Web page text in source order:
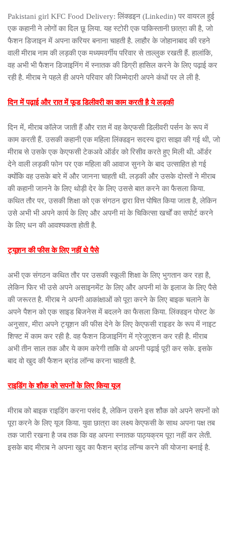
Pakistani girl KFC Food Delivery: लिंक्डइन (Linkedin) पर वायरल हुई
एक कहानी ने लोगों का दिल छू लिया. यह स्टोरी एक पाकिस्तानी छात्रा की है, जो
फैशन डिजाइन में अपना करियर बनाना चाहती है. लाहौर के जोहानाबाद की रहने
वाली मीराब नाम की लड़की एक मध्यमवर्गीय परिवार से ताल्लुक रखती हैं. हालांकि,
वह अभी भी फैशन डिजाइनिंग में स्नातक की डिग्री हासिल करने के लिए पढ़ाई कर
रही है. मीराब ने पहले ही अपने परिवार की जिम्मेदारी अपने कंधों पर ले ली है.
दिन में पढ़ाई और रात में फूड डिलीवरी का काम करती है ये लड़की
दिन में, मीराब कॉलेज जाती हैं और रात में वह केएफसी डिलीवरी पर्सन के रूप में
काम करती हैं. उसकी कहानी एक महिला लिंक्डइन सदस्य द्वारा साझा की गई थी, जो
मीराब से उसके एक केएफसी टेकअवे ऑर्डर को रिसीव करते हुए मिली थी. ऑर्डर
देने वाली लड़की फोन पर एक महिला की आवाज सुनने के बाद उत्साहित हो गई
क्योंकि वह उसके बारे में और जानना चाहती थी. लड़की और उसके दोस्तों ने मीराब
की कहानी जानने के लिए थोड़ी देर के लिए उससे बात करने का फैसला किया.
कथित तौर पर, उसकी शिक्षा को एक संगठन द्वारा वित्त पोषित किया जाता है, लेकिन
उसे अभी भी अपने कार्य के लिए और अपनी मां के चिकित्सा खर्चों का सपोर्ट करने
के लिए धन की आवश्यकता होती है.
ट्यूशन की फीस के लिए नहीं थे पैसे
अभी एक संगठन कथित तौर पर उसकी स्कूली शिक्षा के लिए भुगतान कर रहा है,
लेकिन फिर भी उसे अपने असाइनमेंट के लिए और अपनी मां के इलाज के लिए पैसे
की जरूरत है. मीराब ने अपनी आकांक्षाओं को पूरा करने के लिए बाइक चलाने के
अपने पैशन को एक साइड बिजनेस में बदलने का फैसला किया. लिंक्डइन पोस्ट के
अनुसार, मीरा अपने ट्यूशन की फीस देने के लिए केएफसी राइडर के रूप में नाइट
शिफ्ट में काम कर रही है. वह फैशन डिजाइनिंग में ग्रेजुएशन कर रही है. मीराब
अभी तीन साल तक और ये काम करेगी ताकि वो अपनी पढ़ाई पूरी कर सके. इसके
बाद वो खुद की फैशन ब्रांड लॉन्च करना चाहती है.
राइडिंग के शौक को सपनों के लिए किया यूज
मीराब को बाइक राइडिंग करना पसंद है, लेकिन उसने इस शौक को अपने सपनों को
पूरा करने के लिए यूज किया. युवा छात्रा का लक्ष्य केएफसी के साथ अपना पक्ष तब
तक जारी रखना है जब तक कि वह अपना स्नातक पाठ्यक्रम पूरा नहीं कर लेती.
इसके बाद मीराब ने अपना खुद का फैशन ब्रांड लॉन्च करने की योजना बनाई है.